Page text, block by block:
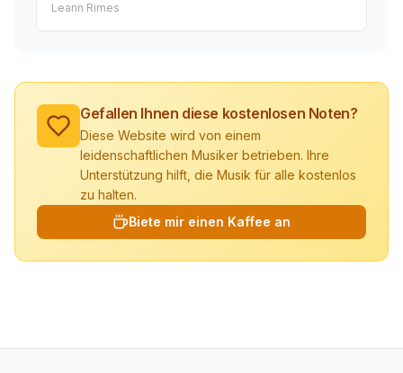
Leann Rimes
Gefallen Ihnen diese kostenlosen Noten?
Diese Website wird von einem
leidenschaftlichen Musiker betrieben. Ihre
Unterstützung hilft, die Musik für alle kostenlos
zu halten.
Biete mir einen Kaffee an